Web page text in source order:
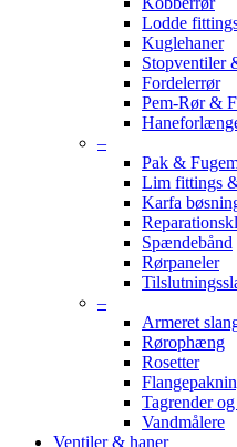
Lodde
Kuglehaner
Stopventiler
Fordelerrør
Pem-Rør &
–
Pak &
Lim fittings
Karfa
Spændebånd
Rørpaneler
–
Armeret
Rørophæng
Rosetter
Tagrender
Vandmålere
Ventiler & haner